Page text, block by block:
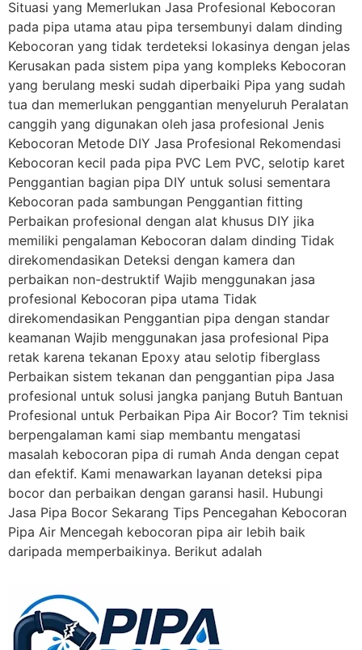
Situasi yang Memerlukan Jasa Profesional Kebocoran
pada pipa utama atau pipa tersembunyi dalam dinding
Kebocoran yang tidak terdeteksi lokasinya dengan jelas
Kerusakan pada sistem pipa yang kompleks Kebocoran
yang berulang meski sudah diperbaiki Pipa yang sudah
tua dan memerlukan penggantian menyeluruh Peralatan
canggih yang digunakan oleh jasa profesional Jenis
Kebocoran Metode DIY Jasa Profesional Rekomendasi
Kebocoran kecil pada pipa PVC Lem PVC, selotip karet
Penggantian bagian pipa DIY untuk solusi sementara
Kebocoran pada sambungan Penggantian fitting
Perbaikan profesional dengan alat khusus DIY jika
memiliki pengalaman Kebocoran dalam dinding Tidak
direkomendasikan Deteksi dengan kamera dan
perbaikan non-destruktif Wajib menggunakan jasa
profesional Kebocoran pipa utama Tidak
direkomendasikan Penggantian pipa dengan standar
keamanan Wajib menggunakan jasa profesional Pipa
retak karena tekanan Epoxy atau selotip fiberglass
Perbaikan sistem tekanan dan penggantian pipa Jasa
profesional untuk solusi jangka panjang Butuh Bantuan
Profesional untuk Perbaikan Pipa Air Bocor? Tim teknisi
berpengalaman kami siap membantu mengatasi
masalah kebocoran pipa di rumah Anda dengan cepat
dan efektif. Kami menawarkan layanan deteksi pipa
bocor dan perbaikan dengan garansi hasil. Hubungi
Jasa Pipa Bocor Sekarang Tips Pencegahan Kebocoran
Pipa Air Mencegah kebocoran pipa air lebih baik
daripada memperbaikinya. Berikut adalah